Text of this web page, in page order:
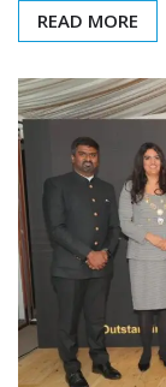
READ MORE